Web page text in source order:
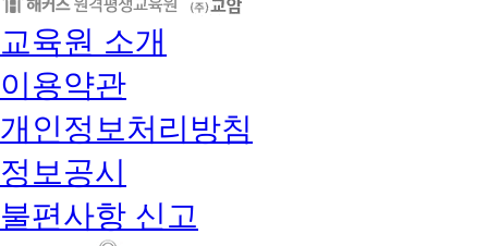
교육원 소개
이용약관
개인정보처리방침
정보공시
불편사항 신고